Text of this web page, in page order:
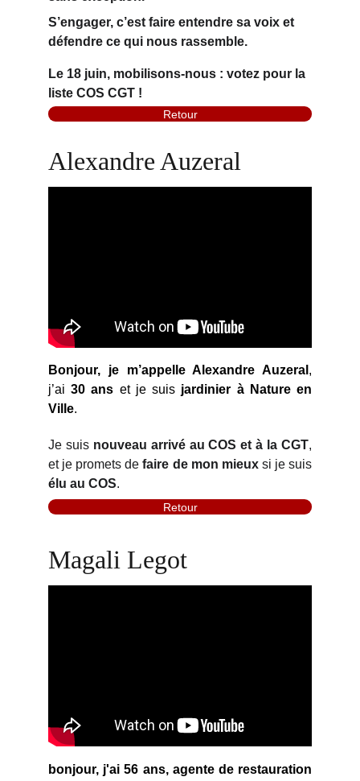
S’engager, c’est faire entendre sa voix et
défendre ce qui nous rassemble.
Le 18 juin, mobilisons-nous : votez pour la
liste COS CGT !
Retour
Alexandre Auzeral
Bonjour, je m’appelle Alexandre Auzeral ,
j’ai30 ans et je suis jardinier à Nature en
Ville.
Je suis nouveau arrivé au COSet à la CGT,
et je promets defaire de mon mieuxsi je suis
élu au COS.
Retour
Magali Legot
bonjour, j'ai 56 ans, agente de restauration